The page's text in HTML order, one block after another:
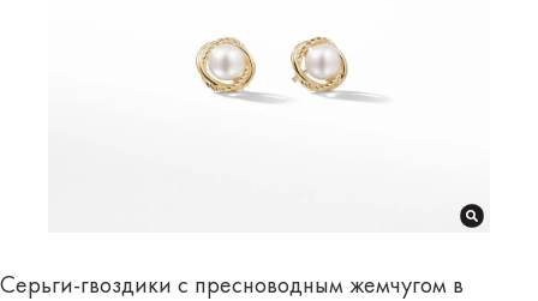
Серьги-гвоздики с пресноводным жемчугом в